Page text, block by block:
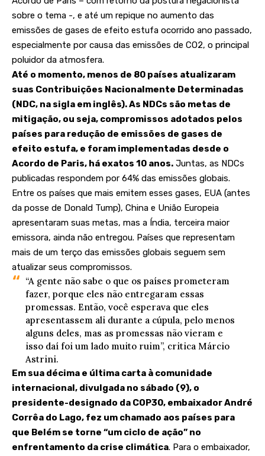
sobre o tema -, e até um repique no aumento das
emissões de gases de efeito estufa ocorrido ano passado,
especialmente por causa das emissões de CO2, o principal
poluidor da atmosfera.
Até o momento, menos de 80 países atualizaram
suas Contribuições Nacionalmente Determinadas
(NDC, na sigla em inglês). As NDCs são metas de
mitigação, ou seja, compromissos adotados pelos
países para redução de emissões de gases de
efeito estufa, e foram implementadas desde o
Acordo de Paris, há exatos 10 anos. Juntas, as NDCs
publicadas respondem por 64% das emissões globais.
Entre os países que mais emitem esses gases, EUA (antes
da posse de Donald Tump), China e União Europeia
apresentaram suas metas, mas a Índia, terceira maior
emissora, ainda não entregou. Países que representam
mais de um terço das emissões globais seguem sem
atualizar seus compromissos.
“A gente não sabe o que os países prometeram
fazer, porque eles não entregaram essas
promessas. Então, você esperava que eles
apresentassem ali durante a cúpula, pelo menos
alguns deles, mas as promessas não vieram e
isso daí foi um lado muito ruim”, critica Márcio
Astrini.
Em sua décima e última carta à comunidade
internacional, divulgada no sábado (9), o
presidente-designado da COP30, embaixador André
Corrêa do Lago, fez um chamado aos países para
que Belém se torne “um ciclo de ação” no
enfrentamento da crise climática. Para o embaixador,